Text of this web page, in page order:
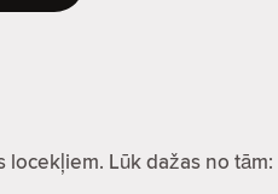
Lūk dažas no tām: